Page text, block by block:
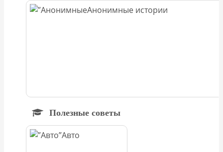
Анонимные истории
Полезные советы
Авто